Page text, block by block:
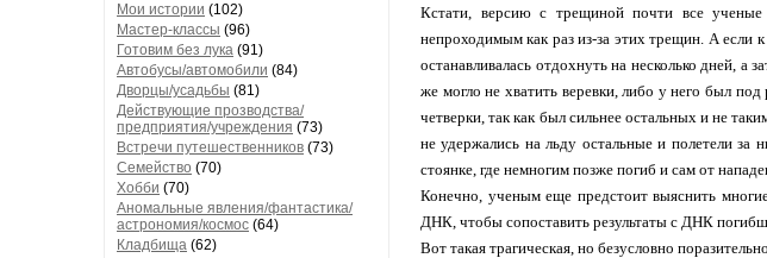
Мои истории (102)
Мастер-классы (96)
Готовим без лука (91)
Автобусы/автомобили (84)
Дворцы/усадьбы (81)
Действующие прозводства/
предприятия/учреждения (73)
Встречи путешественников (73)
Семейство (70)
Хобби (70)
Аномальные явления/фантастика/
астрономия/космос (64)
Кладбища (62)
Кстати, версию с трещиной почти все
непроходимым как раз из-за этих трещин. А если
останавливалась отдохнуть на несколько дней, а
же могло не хватить веревки, либо у него был
четверки, так как был сильнее остальных и не
не удержались на льду остальные и полетели
стоянке, где немногим позже погиб и сам от
Конечно, ученым еще предстоит выяснить
ДНК, чтобы сопоставить результаты с ДНК
Вот такая трагическая, но безусловно